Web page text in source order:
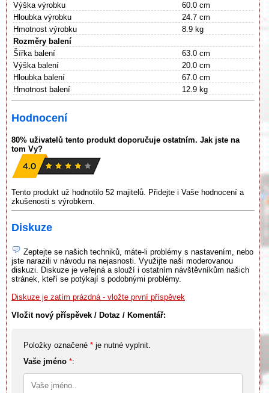
Výška výrobku
60.0 cm
Hloubka výrobku
24.7 cm
Hmotnost výrobku
8.9 kg
Rozměry balení
Šířka balení
63.0 cm
Výška balení
20.0 cm
Hloubka balení
67.0 cm
Hmotnost balení
12.9 kg
Hodnocení
80% uživatelů tento produkt doporučuje ostatním. Jak jste na
tom Vy?
Tento produkt už hodnotilo 52 majitelů. Přidejte i Vaše hodnocení a
zkušenosti s výrobkem.
Diskuze
Zeptejte se našich techniků, máte-li problémy s nastavením, nebo
jste narazili v návodu na nejasnosti. Využijte naši moderovanou
diskuzi. Diskuze je veřejná a slouží i ostatním návštěvníkům našich
stránek, kteří se potýkají s podobnými problémy.
Diskuze je zatím prázdná - vložte první příspěvek
Vložit nový příspěvek / Dotaz / Komentář:
Položky označené * je nutné vyplnit.
Vaše jméno *: